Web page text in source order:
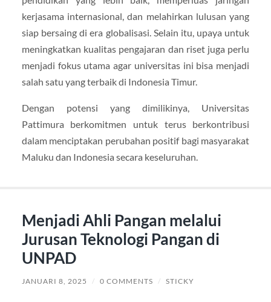
kerjasama internasional, dan melahirkan lulusan yang
siap bersaing di era globalisasi. Selain itu, upaya untuk
meningkatkan kualitas pengajaran dan riset juga perlu
menjadi fokus utama agar universitas ini bisa menjadi
salah satu yang terbaik di Indonesia Timur.
Dengan potensi yang dimilikinya, Universitas
Pattimura berkomitmen untuk terus berkontribusi
dalam menciptakan perubahan positif bagi masyarakat
Maluku dan Indonesia secara keseluruhan.
Menjadi Ahli Pangan melalui
Jurusan Teknologi Pangan di
UNPAD
JANUARI 8, 2025 / 0 COMMENTS / STICKY